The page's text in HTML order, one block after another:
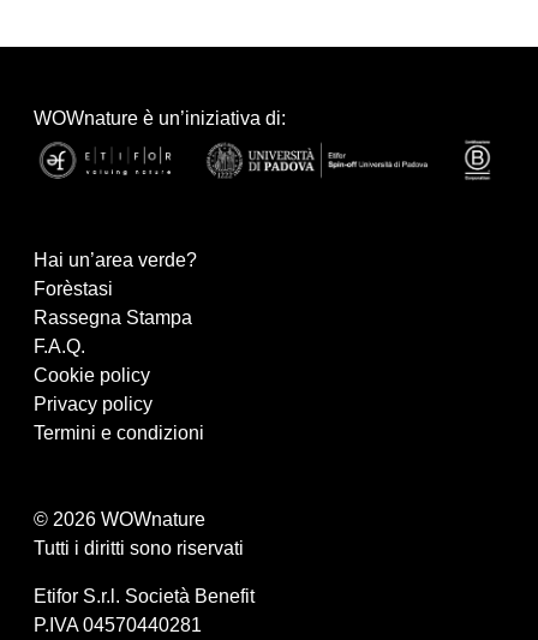
WOWnature è un’iniziativa di:
Hai un’area verde?
Forèstasi
Rassegna Stampa
F.A.Q.
Cookie policy
Privacy policy
Termini e condizioni
© 2026 WOWnature
Tutti i diritti sono riservati
Etifor S.r.l. Società Benefit
P.IVA 04570440281